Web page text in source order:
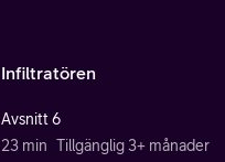
Infiltratören
Avsnitt 6
23 min Tillgänglig 3+ månader